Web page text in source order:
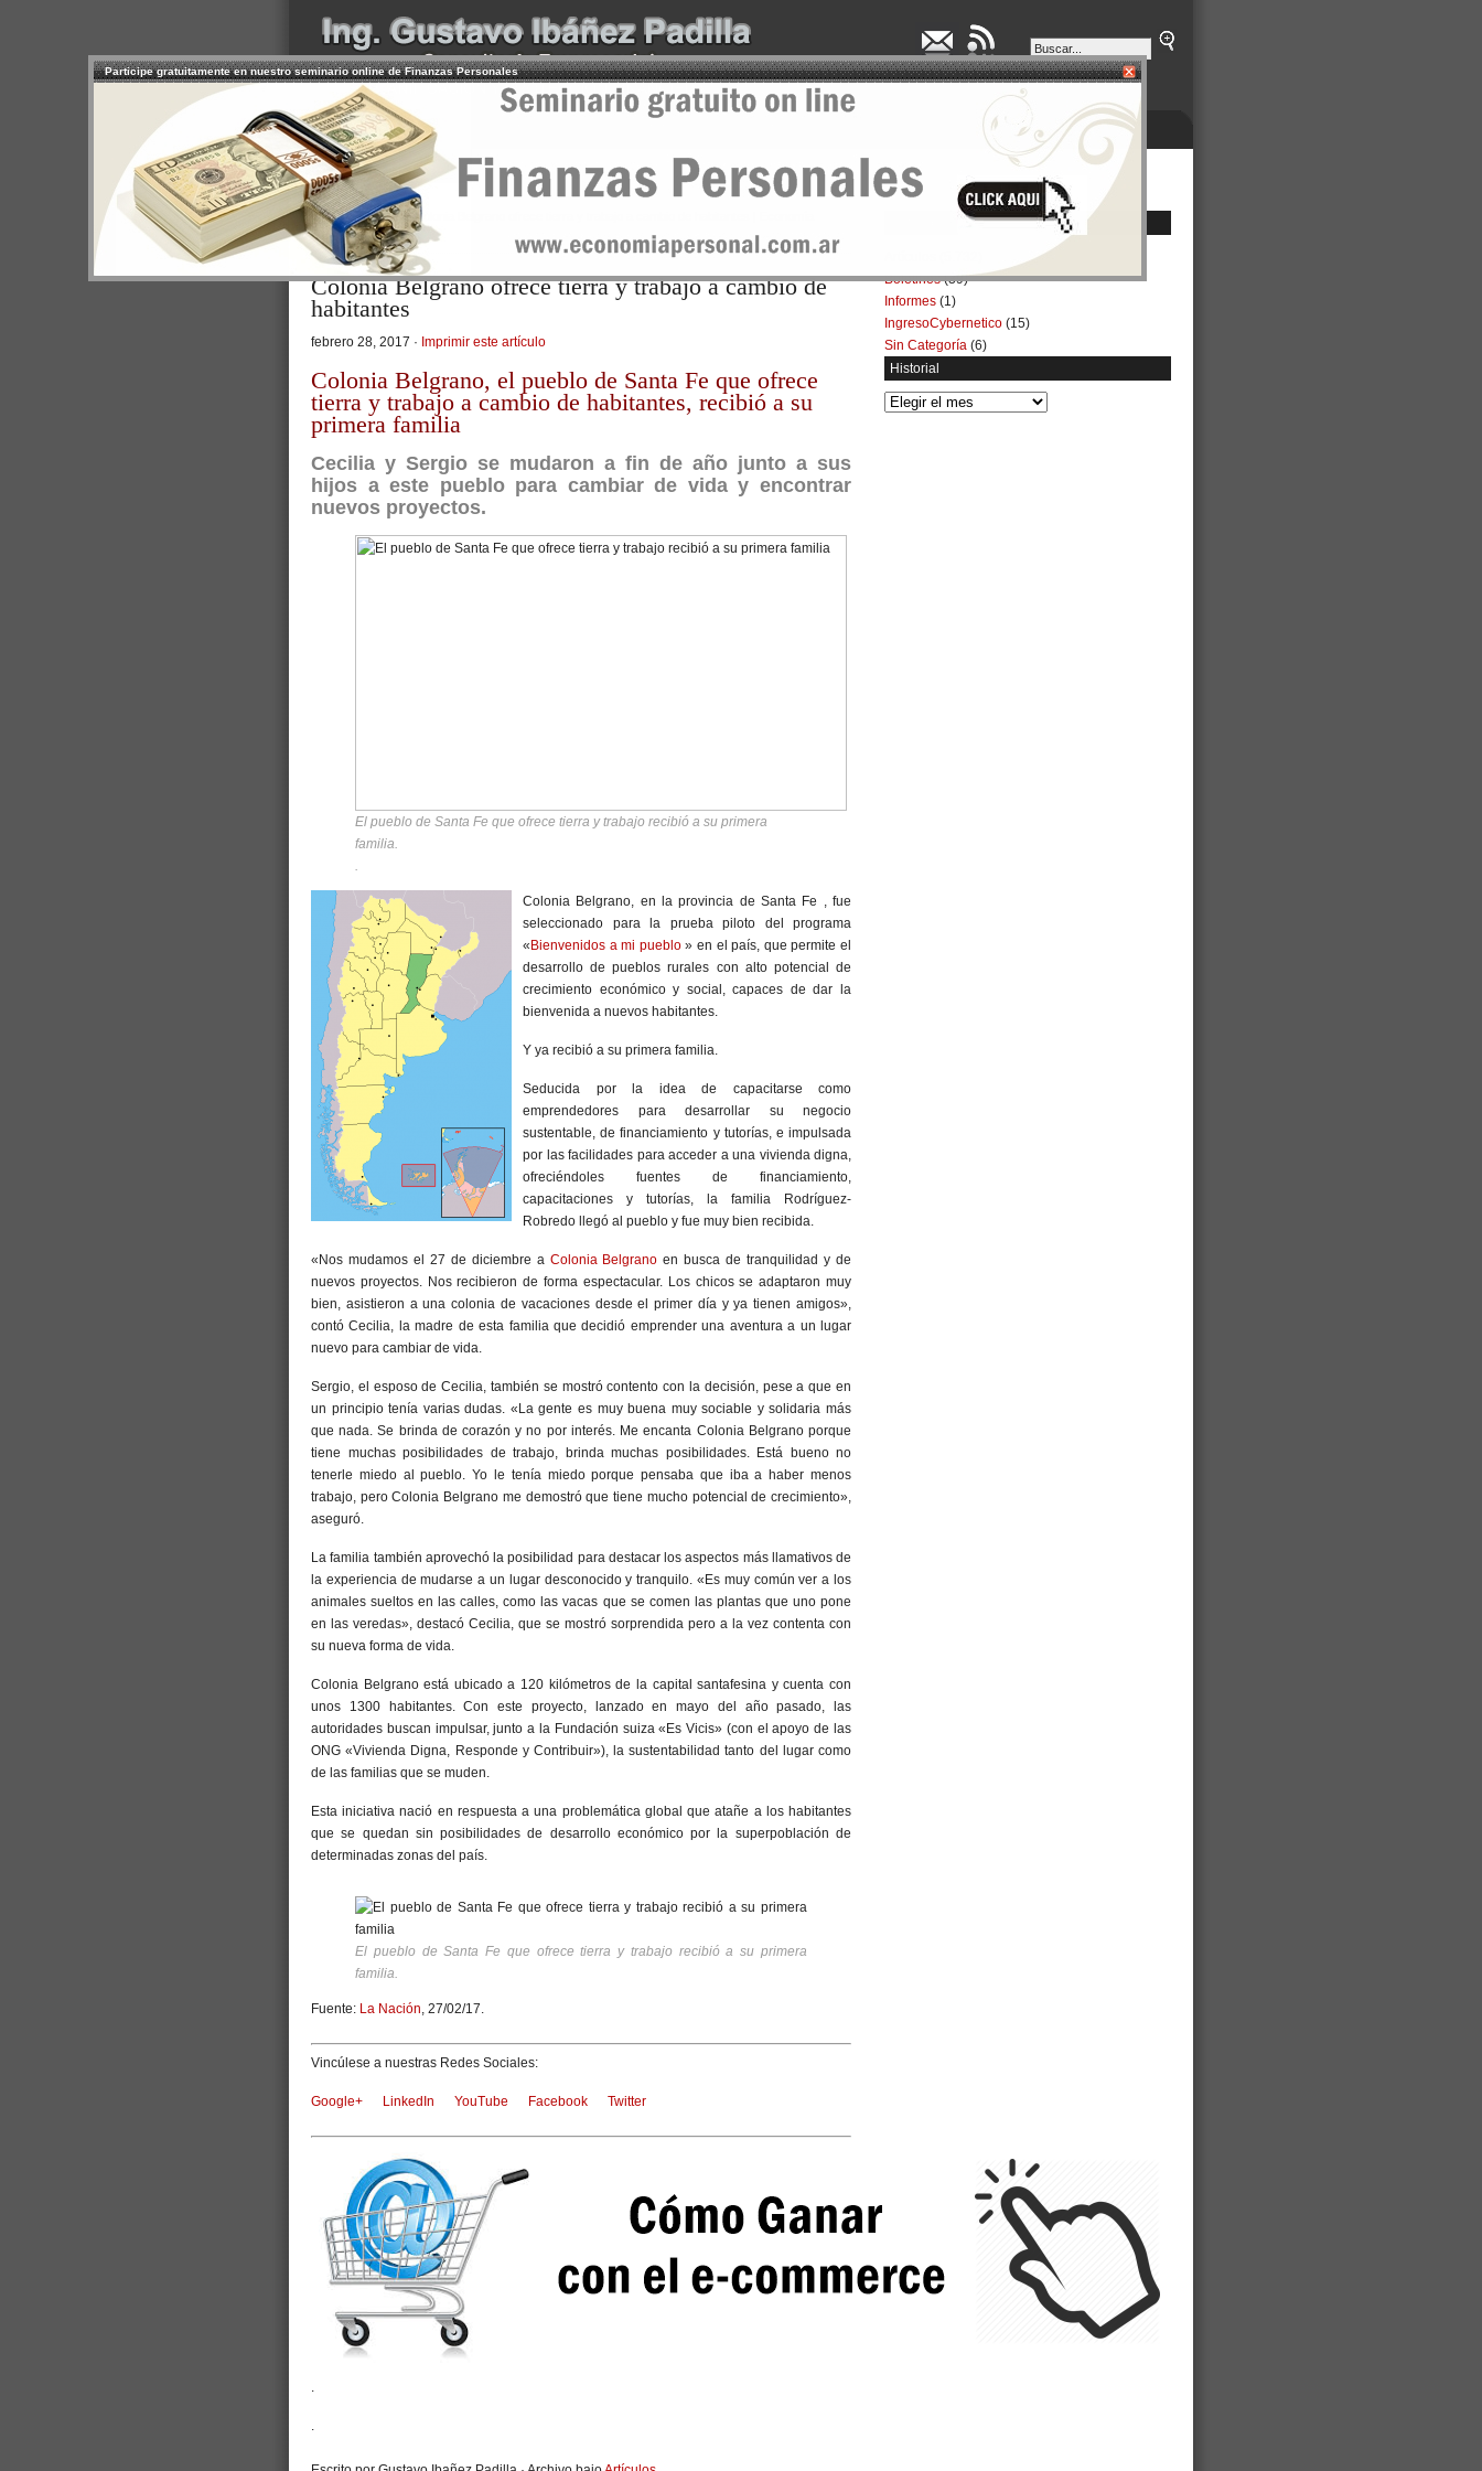
INICIO SERVICIOS BOLETINES NEGOCIOS
CONTACTO USUARIO
>Inicio/Artículos / Colonia Belgrano ofrece tierra y trabajo a cambio de habitantes | Economía
Personal
Colonia Belgrano ofrece tierra y trabajo a cambio de
habitantes
febrero 28, 2017 · Imprimir este artículo
Colonia Belgrano, el pueblo de Santa Fe que ofrece
tierra y trabajo a cambio de habitantes, recibió a su
primera familia
Cecilia y Sergio se mudaron a fin de año junto a sus
hijos a este pueblo para cambiar de vida y encontrar
nuevos proyectos.
El pueblo de Santa Fe que ofrece tierra y trabajo recibió a su primera
familia.
.
Colonia Belgrano, en la provincia de Santa Fe , fue
seleccionado para la prueba piloto del programa
«Bienvenidos a mi pueblo» en el país, que permite el
desarrollo de pueblos rurales con alto potencial de
crecimiento económico y social, capaces de dar la
bienvenida a nuevos habitantes.
Y ya recibió a su primera familia.
Seducida por la idea de capacitarse como
emprendedores para desarrollar su negocio
sustentable, de financiamiento y tutorías, e impulsada
por las facilidades para acceder a una vivienda digna,
ofreciéndoles fuentes de financiamiento,
capacitaciones y tutorías, la familia Rodríguez-
Robredo llegó al pueblo y fue muy bien recibida.
«Nos mudamos el 27 de diciembre a Colonia Belgrano en busca de tranquilidad y de
nuevos proyectos. Nos recibieron de forma espectacular. Los chicos se adaptaron muy
bien, asistieron a una colonia de vacaciones desde el primer día y ya tienen amigos»,
contó Cecilia, la madre de esta familia que decidió emprender una aventura a un lugar
nuevo para cambiar de vida.
Sergio, el esposo de Cecilia, también se mostró contento con la decisión, pese a que en
un principio tenía varias dudas. «La gente es muy buena muy sociable y solidaria más
que nada. Se brinda de corazón y no por interés. Me encanta Colonia Belgrano porque
tiene muchas posibilidades de trabajo, brinda muchas posibilidades. Está bueno no
tenerle miedo al pueblo. Yo le tenía miedo porque pensaba que iba a haber menos
trabajo, pero Colonia Belgrano me demostró que tiene mucho potencial de crecimiento»,
aseguró.
La familia también aprovechó la posibilidad para destacar los aspectos más llamativos de
la experiencia de mudarse a un lugar desconocido y tranquilo. «Es muy común ver a los
animales sueltos en las calles, como las vacas que se comen las plantas que uno pone
en las veredas», destacó Cecilia, que se mostró sorprendida pero a la vez contenta con
su nueva forma de vida.
Colonia Belgrano está ubicado a 120 kilómetros de la capital santafesina y cuenta con
unos 1300 habitantes. Con este proyecto, lanzado en mayo del año pasado, las
autoridades buscan impulsar, junto a la Fundación suiza «Es Vicis» (con el apoyo de las
ONG «Vivienda Digna, Responde y Contribuir»), la sustentabilidad tanto del lugar como
de las familias que se muden.
Esta iniciativa nació en respuesta a una problemática global que atañe a los habitantes
que se quedan sin posibilidades de desarrollo económico por la superpoblación de
determinadas zonas del país.
El pueblo de Santa Fe que ofrece tierra y trabajo recibió a su primera
familia.
Fuente: La Nación, 27/02/17.
Vincúlese a nuestras Redes Sociales:
Google+ LinkedIn YouTube Facebook Twitter
Participe gratuitamente en nuestro seminario online de Finanzas Personales
.
.
Boletines(39)
Informes (1)
IngresoCybernetico (15)
Sin Categoría (6)
Historial
Historial